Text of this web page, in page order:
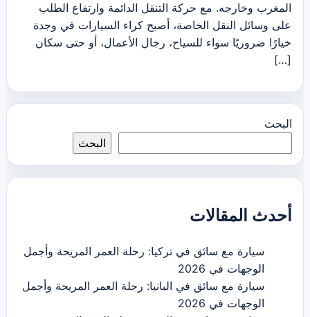
المغرب وخارجه. مع حركة التنقل الدائمة وارتفاع الطلب
على وسائل النقل الخاصة، أصبح كراء السيارات في وجدة
خيارًا ضروريًا سواء للسياح، رجال الأعمال، أو حتى سكان
[…]
البحث
البحث
أحدث المقالات
سيارة مع سائق في تركيا: رحلة العمر المريحة وأجمل
الوجهات في 2026
سيارة مع سائق في البانيا: رحلة العمر المريحة وأجمل
الوجهات في 2026